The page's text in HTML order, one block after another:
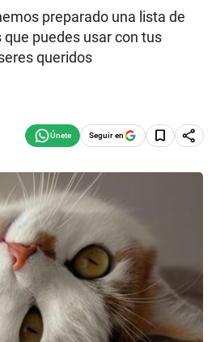
preparado una lista de
puedes usar con tus
queridos
Seguir en